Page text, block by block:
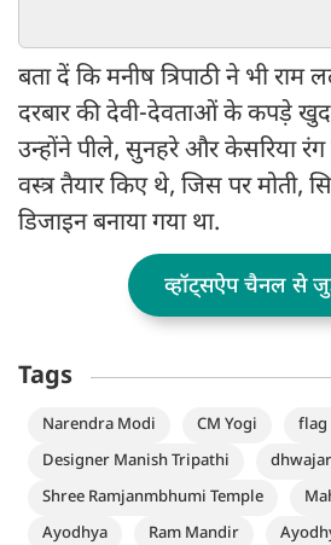
बता दें कि मनीष त्रिपाठी ने भी राम
दरबार की देवी-देवताओं के कपड़े
उन्होंने पीले, सुनहरे और केसरिया
वस्त्र तैयार किए थे, जिस पर मोती,
डिजाइन बनाया गया था.
व्हॉट्सऐप चैनल से
Tags
Narendra Modi CM Yogi
flag
Designer Manish Tripathi
Shree Ramjanmbhumi Temple
Ayodhya
Ram Mandir